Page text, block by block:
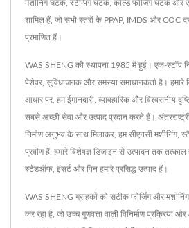
मशीनिंग घटक, स्टैम्पिंग घटक, कोल्ड फोर्जिंग घटक
शामिल हैं, जो सभी स्तरों के PPAP, IMDS और COC
प्रमाणित हैं।
WAS SHENG की स्थापना 1985 में हुई। एक-स्टॉप
पेशेवर, सुविधाजनक और समस्या समाधानकर्ता है। हमारे
आधार पर, हम ईमानदारी, व्यावहारिक और विश्वसनीय
सबसे अच्छी सेवा और उत्पाद प्रदान करते हैं।
निर्माण अनुभव के साथ मिलाकर, हम सीएनसी मशीनिंग,
प्रवीण हैं, हमारे विशेषज्ञ डिजाइन से उत्पादन तक तत्काल
स्टैंडऑफ, इंसर्ट और पिन हमारे प्रसिद्ध उत्पाद हैं।
WAS SHENG ग्राहकों को सटीक फोर्जिंग और
कर रहा है, जो उच्च गुणवत्ता वाली विनिर्माण प्रक्रिया